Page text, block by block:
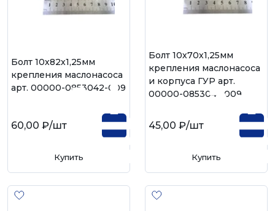
Болт 10х82х1,25мм
крепления маслонасоса
арт. 00000-0853042-009
60,00 ₽/шт
Купить
Болт 10х70х1,25мм
крепления маслонасоса
и корпуса ГУР арт.
00000-0853041-009
45,00 ₽/шт
Купить